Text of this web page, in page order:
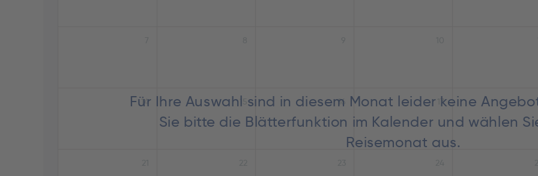
Für Ihre Auswahl sind in diesem Monat leider keine
Sie bitte die Blätterfunktion im Kalender und wählen
Reisemonat aus.
14 16 17